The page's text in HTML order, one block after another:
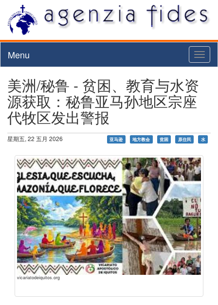
Menu
美洲/秘鲁 - 贫困、教育与水资
源获取：秘鲁亚马孙地区宗座
代牧区发出警报
星期五, 22 五月 2026 亚马逊 地方教会 贫困 原住民 水
vicariatodeiquitos.org